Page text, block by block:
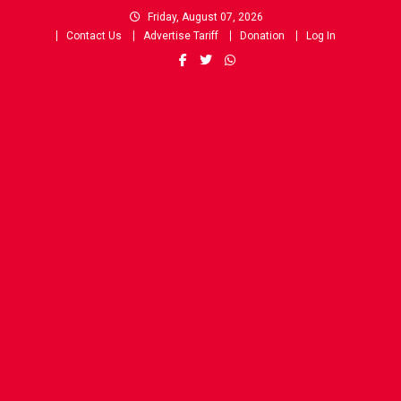
Friday, August 07, 2026
Contact Us
Advertise Tariff Donation Log In